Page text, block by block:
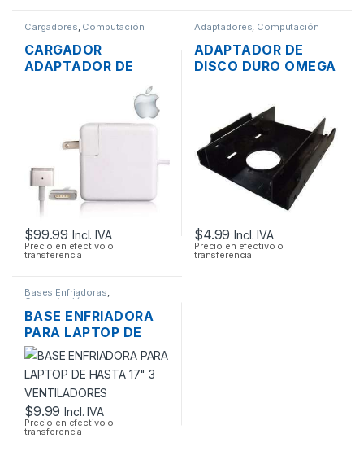
Cargadores Computación
CARGADOR
ADAPTADOR DE
ENERGÍA MAC APPLE
MAGSAFE2 14.85V
3.05A 45W ORIGINAL
$99.99 Incl. IVA
Precio en efectivo o
transferencia
Adaptadores Computación
ADAPTADOR DE
DISCO DURO OMEGA
$4.99 Incl. IVA
Precio en efectivo o
transferencia
Bases Enfriadoras,
Computación
BASE ENFRIADORA
PARA LAPTOP DE
HASTA 17″ 3
VENTILADORES
$9.99 Incl. IVA
Precio en efectivo o
transferencia